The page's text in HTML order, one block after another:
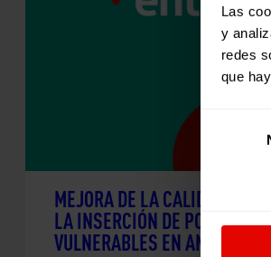
Las
y
redes
que
MEJORA DE LA CALIDAD
LA INSERCIÓN DE
VULNERABLES EN AMÉRICA